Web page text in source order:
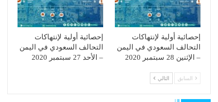
إحصائية أولية لإنتهاكات
التحالف السعودي في اليمن
– الإثنين 28 سبتمبر 2020
إحصائية أولية لإنتهاكات
التحالف السعودي في اليمن
– الأحد 27 سبتمبر 2020
السابق التالي